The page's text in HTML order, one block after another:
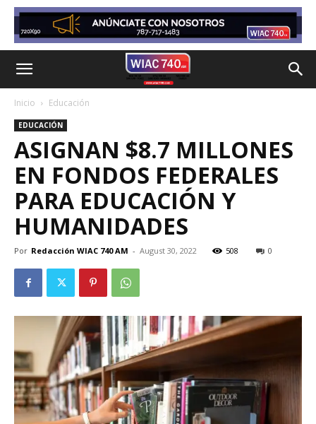
Inicio Educación
EDUCACIÓN
ASIGNAN $8.7 MILLONES
EN FONDOS FEDERALES
PARA EDUCACIÓN Y
HUMANIDADES
Por Redacción WIAC 740 AM - August 30, 2022 508 0